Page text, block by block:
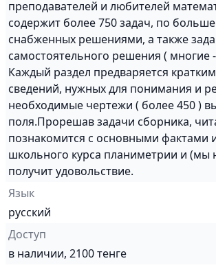
преподавателей и любителей
содержит более 750 задач, по
снабженных решениями, а также
самостоятельного решения ( многие
Каждый раздел предваряется
сведений, нужных для понимания и
необходимые чертежи ( более 450 )
поля.Прорешав задачи сборника,
познакомится с основными фактами
школьного курса планиметрии и (мы
получит удовольствие.
Язык
русский
Доступ
в наличии, 2100 тенге